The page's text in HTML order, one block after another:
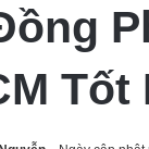
Tốt